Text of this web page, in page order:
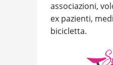
associazioni,
ex pazienti,
bicicletta.